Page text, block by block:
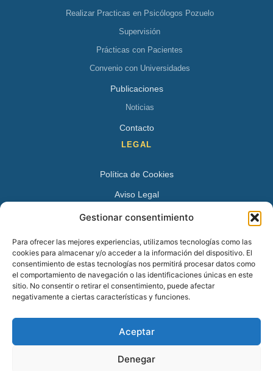
Gestionar consentimiento
Para ofrecer las mejores experiencias, utilizamos tecnologías como las
cookies para almacenar y/o acceder a la información del dispositivo. El
consentimiento de estas tecnologías nos permitirá procesar datos como
el comportamiento de navegación o las identificaciones únicas en este
sitio. No consentir o retirar el consentimiento, puede afectar
negativamente a ciertas características y funciones.
Aceptar
Denegar
Realizar Practicas en Psicólogos Pozuelo
Supervisión
Prácticas con Pacientes
Convenio con Universidades
Publicaciones
Noticias
Contacto
LEGAL
Política de Cookies
Aviso Legal
Política de Privacidad
Avenida Juan XXIII 15 B 28224 – Pozuelo de Alarcón,
Madrid
Tel:+34 913527728
+34 669 83 48 45
info@psicologospozuelo.es